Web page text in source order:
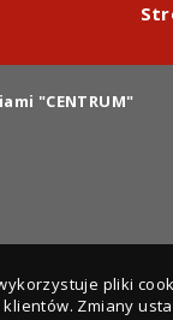
"CENTRUM"
pliki
Zmiany